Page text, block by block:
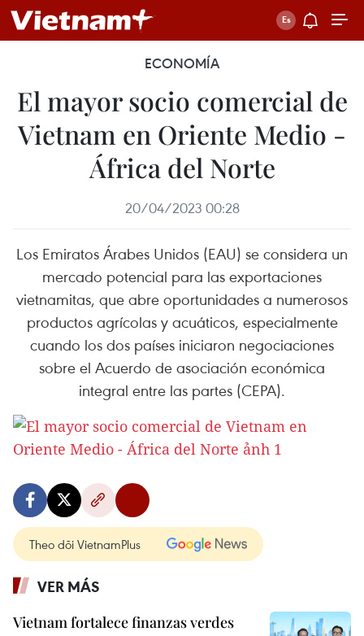
ECONOMÍA
El mayor socio comercial de
Vietnam en Oriente Medio -
África del Norte
20/04/2023 00:28
Los Emiratos Árabes Unidos (EAU) se considera un
mercado potencial para las exportaciones
vietnamitas, que abre oportunidades a numerosos
productos agrícolas y acuáticos, especialmente
cuando los dos países iniciaron negociaciones
sobre el Acuerdo de asociación económica
integral entre las partes (CEPA).
Theo dõi VietnamPlus
VER MÁS
Vietnam fortalece finanzas verdes